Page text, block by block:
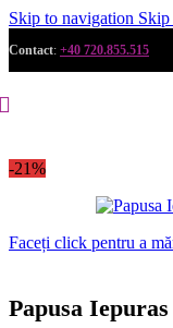
Skip to navigation Skip
Contact: +40 720.855.515
-21%
Faceți click pentru a
Papusa Iepuras